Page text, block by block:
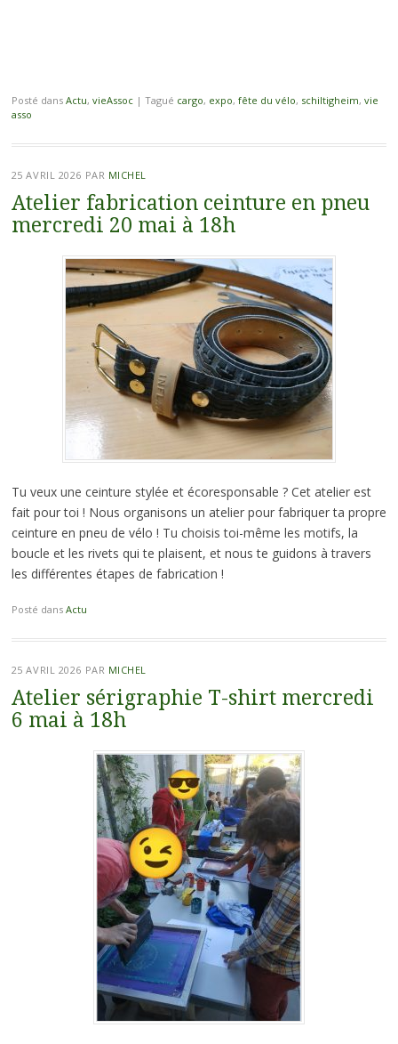
Posté dans Actu, vieAssoc | Tagué cargo, expo, fête du vélo, schiltigheim, vie
asso
25 AVRIL 2026 PAR MICHEL
Atelier fabrication ceinture en pneu
mercredi 20 mai à 18h
Tu veux une ceinture stylée et écoresponsable ? Cet atelier est
fait pour toi ! Nous organisons un atelier pour fabriquer ta propre
ceinture en pneu de vélo ! Tu choisis toi-même les motifs, la
boucle et les rivets qui te plaisent, et nous te guidons à travers
les différentes étapes de fabrication !
Posté dans Actu
25 AVRIL 2026 PAR MICHEL
Atelier sérigraphie T-shirt mercredi
6 mai à 18h